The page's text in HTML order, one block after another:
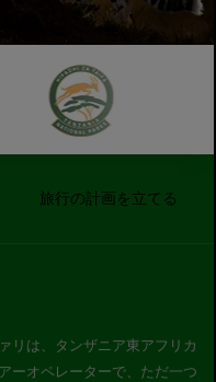
旅行の計画を立てる
リは、タンザニア東アフリカ
ーオペレーターで、ただ一つ